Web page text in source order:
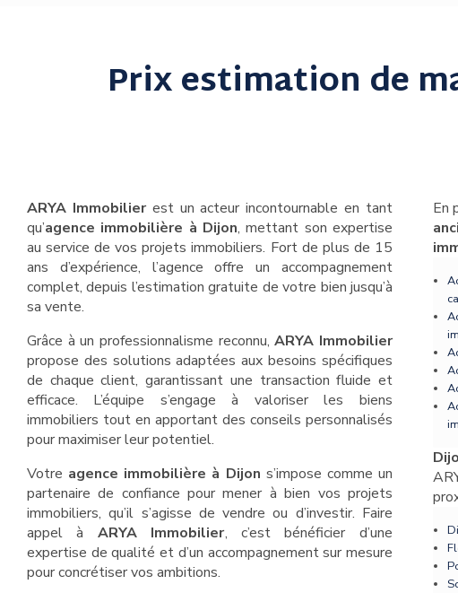
Prix estimation de
ARYA Immobilierest un acteur incontournable en tant
qu’agence immobilière à Dijon, mettant son expertise
au service de vos projets immobiliers. Fort de plus de 15
ans d’expérience, l’agence offre un accompagnement
complet, depuis l’estimation gratuite de votre bien jusqu’à
sa vente.
Grâce à un professionnalisme reconnu,ARYA Immobilier
propose des solutions adaptées aux besoins spécifiques
de chaque client, garantissant une transaction fluide et
efficace. L’équipe s’engage à valoriser les biens
immobiliers tout en apportant des conseils personnalisés
pour maximiser leur potentiel.
Votre agence immobilière à Dijon s’impose comme un
partenaire de confiance pour mener à bien vos projets
immobiliers, qu’il s’agisse de vendre ou d’investir. Faire
appel à ARYA Immobilier, c’est bénéficier d’une
expertise de qualité et d’un accompagnement sur mesure
pour concrétiser vos ambitions.
En